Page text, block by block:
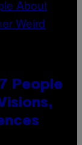
People